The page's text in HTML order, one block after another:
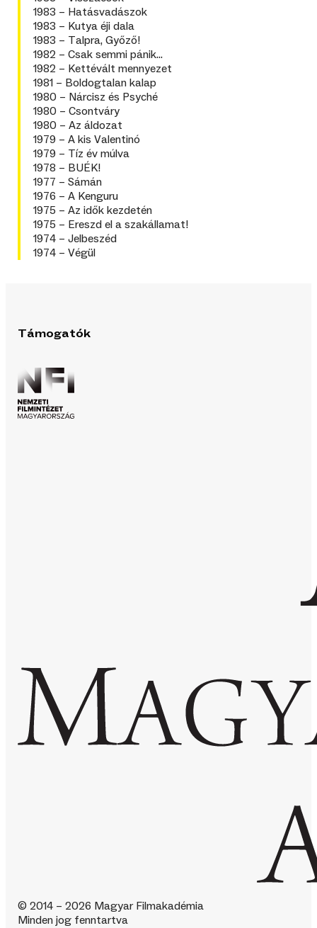
1983 – Hatásvadászok
1983 – Kutya éji dala
1983 – Talpra, Győző!
1982 – Csak semmi pánik…
1982 – Kettévált mennyezet
1981 – Boldogtalan kalap
1980 – Nárcisz és Psyché
1980 – Csontváry
1980 – Az áldozat
1979 – A kis Valentinó
1979 – Tíz év múlva
1978 – BUÉK!
1977 – Sámán
1976 – A Kenguru
1975 – Az idők kezdetén
1975 – Ereszd el a szakállamat!
1974 – Jelbeszéd
1974 – Végül
Támogatók
© 2014 – 2026 Magyar Filmakadémia
Minden jog fenntartva